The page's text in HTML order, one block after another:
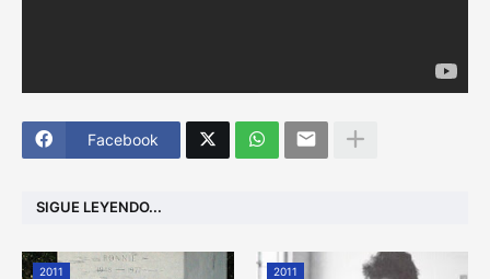
Facebook
SIGUE LEYENDO...
2011 2011